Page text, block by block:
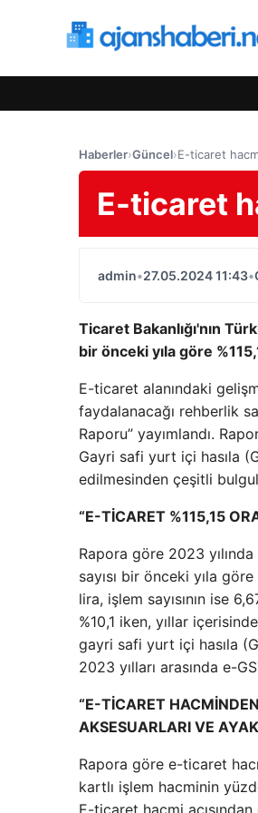
Haberler›Güncel›E-ticaret
E-ticaret
admin•27.05.2024 11:43•
Ticaret Bakanlığı'nın
bir önceki yıla göre
E-ticaret alanındaki
faydalanacağı rehberlik
Raporu” yayımlandı.
Gayri safi yurt içi hasıla
edilmesinden çeşitli
“E-TİCARET %115,15
Rapora göre 2023
sayısı bir önceki yıla
lira, işlem sayısının ise
%10,1 iken, yıllar
gayri safi yurt içi hasıla
2023 yılları arasında e-
“E-TİCARET
AKSESUARLARI VE
Rapora göre e-ticaret
kartlı işlem hacminin
E-ticaret hacmi